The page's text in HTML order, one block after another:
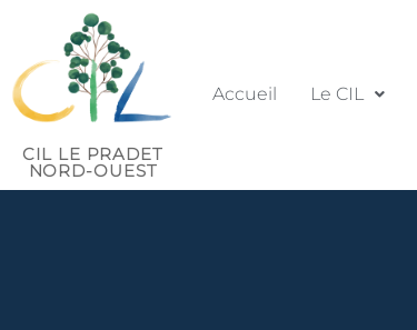
CIL LE PRADET
NORD-OUEST
Accueil Le CIL